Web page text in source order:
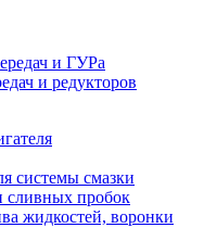
и ГУРа
и редукторов
системы смазки
сливных пробок
жидкостей, воронки